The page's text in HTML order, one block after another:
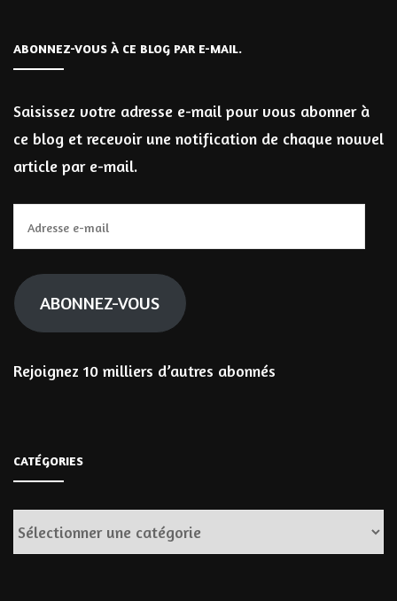
ABONNEZ-VOUS À CE BLOG PAR E-MAIL.
Saisissez votre adresse e-mail pour vous abonner à
ce blog et recevoir une notification de chaque nouvel
article par e-mail.
e-
mail
ABONNEZ-VOUS
Rejoignez 10 milliers d’autres abonnés
CATÉGORIES
Catégories